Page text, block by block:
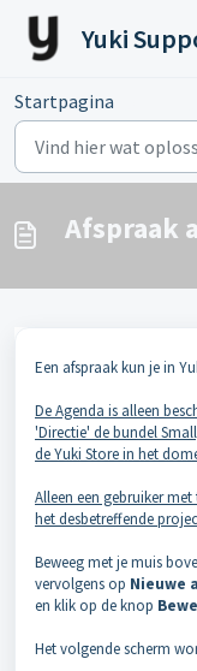
Doorgaan naar
Yuki
Startpagina
Afspraak
Een afspraak kun je in
De Agenda is alleen
'Directie' de bundel
de Yuki Store in het
Alleen een gebruiker
het desbetreffende
Beweeg met je muis
vervolgens op Nieuwe
en klik op de knop
Het volgende scherm